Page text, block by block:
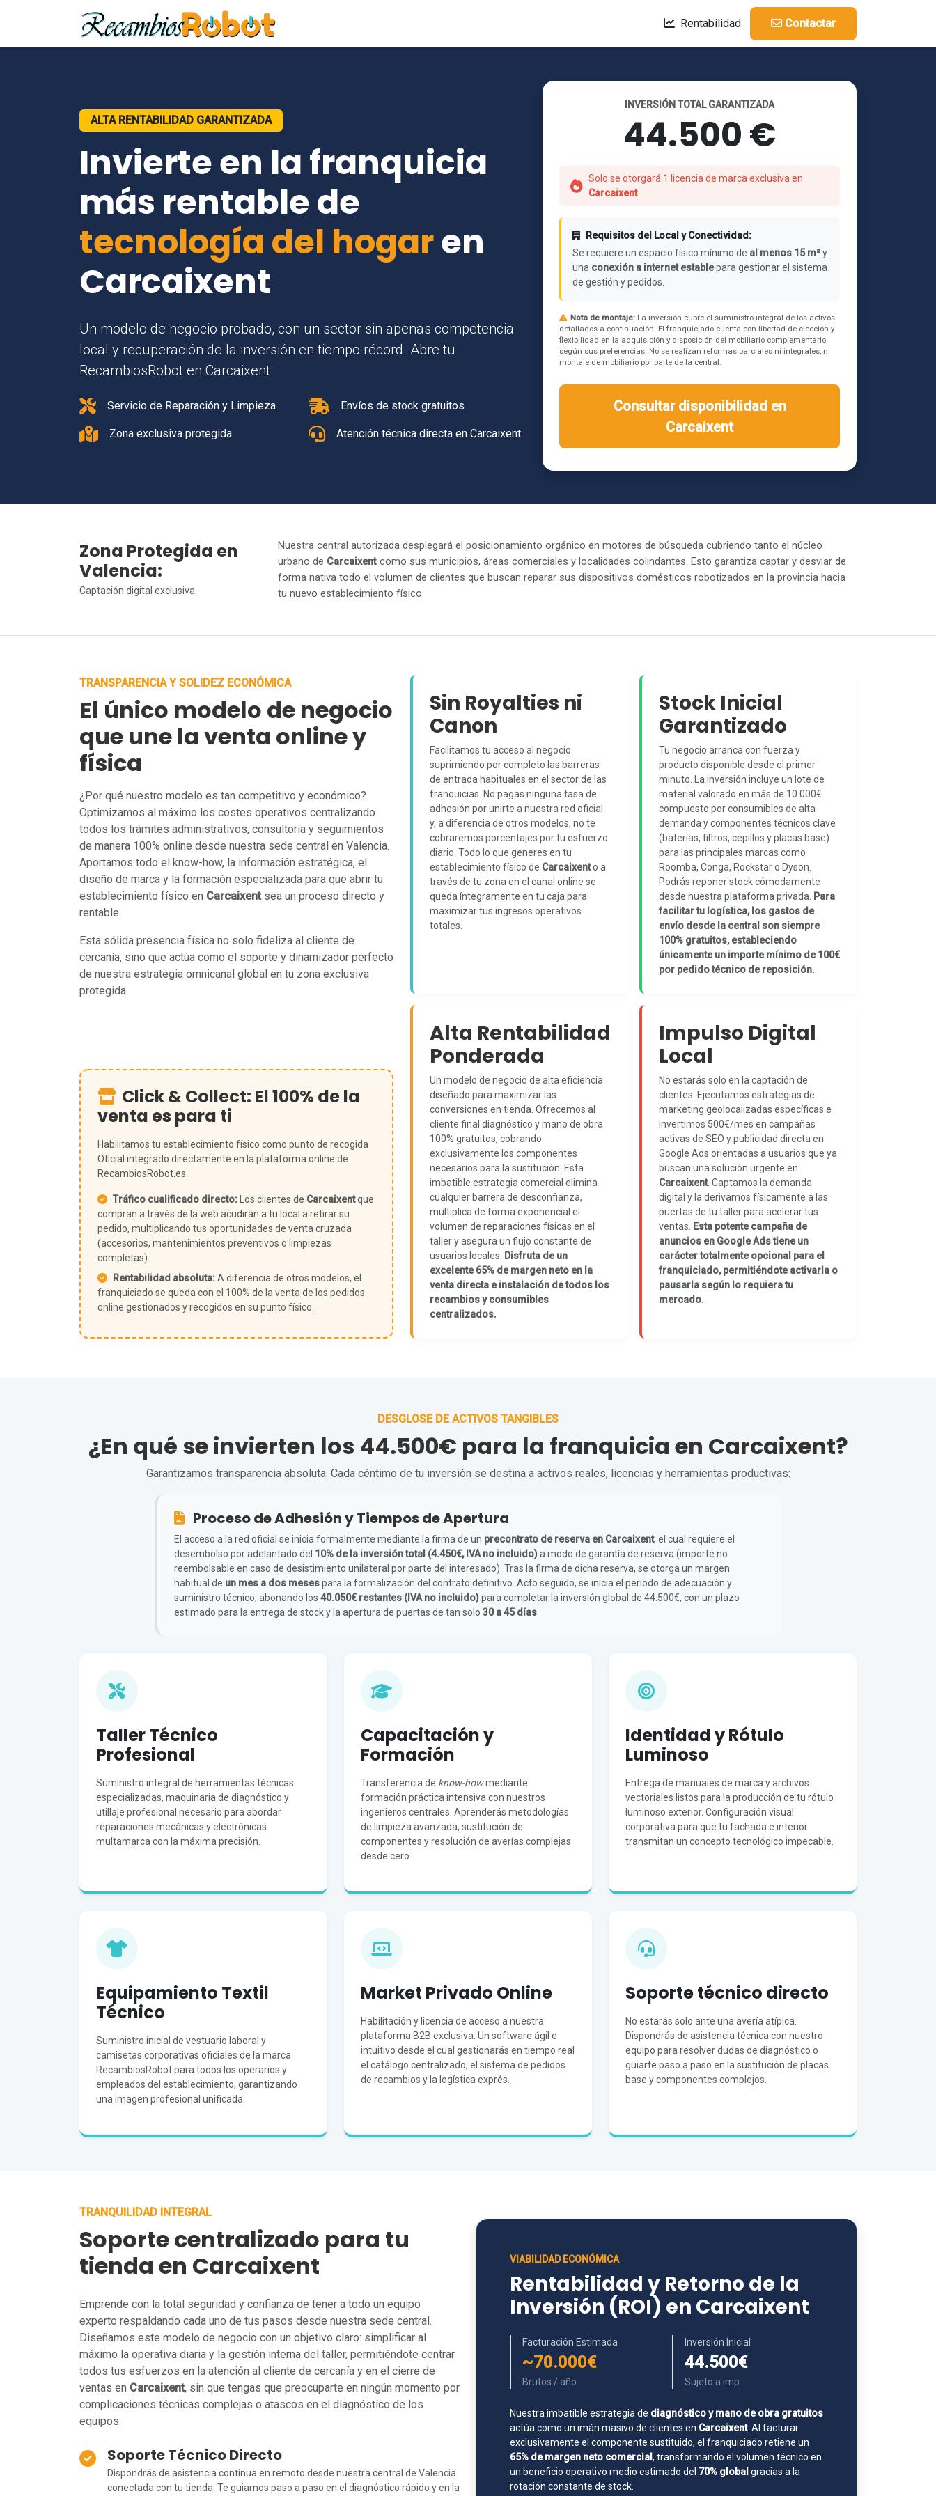
Rentabilidad Contactar
ALTA RENTABILIDAD GARANTIZADA
Invierte en la franquicia
más rentable de
tecnología del hogaren
Carcaixent
Un modelo de negocio probado, con un sector sin apenas competencia
local y recuperación de la inversión en tiempo récord. Abre tu
RecambiosRobot en Carcaixent.
Servicio de Reparación y Limpieza Envíos de stock gratuitos
Zona exclusiva protegida Atención técnica directa en Carcaixent
INVERSIÓN TOTAL GARANTIZADA
44.500 €
Solo se otorgará 1 licencia de marca exclusiva en
Carcaixent.
Requisitos del Local y Conectividad:
Se requiere un espacio físico mínimo de al menos 15 m²y
una conexión a internet establepara gestionar el sistema
de gestión y pedidos.
Nota de montaje: La inversión cubre el suministro integral de los activos
detallados a continuación. El franquiciado cuenta con libertad de elección y
flexibilidad en la adquisición y disposición del mobiliario complementario
según sus preferencias. No se realizan reformas parciales ni integrales, ni
montaje de mobiliario por parte de la central.
Consultar disponibilidad en
Carcaixent
Zona Protegida en
Valencia:
Captación digital exclusiva.
Nuestra central autorizada desplegará el posicionamiento orgánico en motores de búsqueda cubriendo tanto el núcleo
urbano de Carcaixent como sus municipios, áreas comerciales y localidades colindantes. Esto garantiza captar y desviar de
forma nativa todo el volumen de clientes que buscan reparar sus dispositivos domésticos robotizados en la provincia hacia
tu nuevo establecimiento físico.
TRANSPARENCIA Y SOLIDEZ ECONÓMICA
El único modelo de negocio
que une la venta online y
física
¿Por qué nuestro modelo es tan competitivo y económico?
Optimizamos al máximo los costes operativos centralizando
todos los trámites administrativos, consultoría y seguimientos
de manera 100% online desde nuestra sede central en Valencia.
Aportamos todo el know-how, la información estratégica, el
diseño de marca y la formación especializada para que abrir tu
establecimiento físico en Carcaixent sea un proceso directo y
rentable.
Esta sólida presencia física no solo fideliza al cliente de
cercanía, sino que actúa como el soporte y dinamizador perfecto
de nuestra estrategia omnicanal global en tu zona exclusiva
protegida.
Click & Collect: El 100% de la
venta es para ti
Habilitamos tu establecimiento físico como punto de recogida
Oficial integrado directamente en la plataforma online de
RecambiosRobot.es.
Tráfico cualificado directo: Los clientes de Carcaixentque
compran a través de la web acudirán a tu local a retirar su
pedido, multiplicando tus oportunidades de venta cruzada
(accesorios, mantenimientos preventivos o limpiezas
completas).
Rentabilidad absoluta:A diferencia de otros modelos, el
franquiciado se queda con el 100% de la venta de los pedidos
online gestionados y recogidos en su punto físico.
Sin Royalties ni
Canon
Facilitamos tu acceso al negocio
suprimiendo por completo las barreras
de entrada habituales en el sector de las
franquicias. No pagas ninguna tasa de
adhesión por unirte a nuestra red oficial
y, a diferencia de otros modelos, no te
cobraremos porcentajes por tu esfuerzo
diario. Todo lo que generes en tu
establecimiento físico de Carcaixento a
través de tu zona en el canal online se
queda íntegramente en tu caja para
maximizar tus ingresos operativos
totales.
Stock Inicial
Garantizado
Tu negocio arranca con fuerza y
producto disponible desde el primer
minuto. La inversión incluye un lote de
material valorado en más de 10.000€
compuesto por consumibles de alta
demanda y componentes técnicos clave
(baterías, filtros, cepillos y placas base)
para las principales marcas como
Roomba, Conga, Rockstar o Dyson.
Podrás reponer stock cómodamente
desde nuestra plataforma privada.
Para
facilitar tu logística, los gastos de
envío desde la central son siempre
100% gratuitos, estableciendo
únicamente un importe mínimo de 100€
por pedido técnico de reposición.
Alta Rentabilidad
Ponderada
Un modelo de negocio de alta eficiencia
diseñado para maximizar las
conversiones en tienda. Ofrecemos al
cliente final diagnóstico y mano de obra
100% gratuitos, cobrando
exclusivamente los componentes
necesarios para la sustitución. Esta
imbatible estrategia comercial elimina
cualquier barrera de desconfianza,
multiplica de forma exponencial el
volumen de reparaciones físicas en el
taller y asegura un flujo constante de
usuarios locales.
Disfruta de un
excelente 65% de margen neto en la
venta directa e instalación de todos los
recambios y consumibles
centralizados.
Impulso Digital
Local
No estarás solo en la captación de
clientes. Ejecutamos estrategias de
marketing geolocalizadas específicas e
invertimos 500€/mes en campañas
activas de SEO y publicidad directa en
Google Ads orientadas a usuarios que ya
buscan una solución urgente en
Carcaixent. Captamos la demanda
digital y la derivamos físicamente a las
puertas de tu taller para acelerar tus
ventas.
Esta potente campaña de
anuncios en Google Ads tiene un
carácter totalmente opcional para el
franquiciado, permitiéndote activarla o
pausarla según lo requiera tu
mercado.
DESGLOSE DE ACTIVOS TANGIBLES
¿En qué se invierten los 44.500€ para la franquicia en Carcaixent?
Garantizamos transparencia absoluta. Cada céntimo de tu inversión se destina a activos reales, licencias y herramientas productivas:
Proceso de Adhesión y Tiempos de Apertura
El acceso a la red oficial se inicia formalmente mediante la firma de un precontrato de reserva en Carcaixent, el cual requiere el
desembolso por adelantado del 10% de la inversión total (4.450€, IVA no incluido)a modo de garantía de reserva (importe no
reembolsable en caso de desistimiento unilateral por parte del interesado). Tras la firma de dicha reserva, se otorga un margen
habitual de un mes a dos mesespara la formalización del contrato definitivo. Acto seguido, se inicia el periodo de adecuación y
suministro técnico, abonando los 40.050€ restantes (IVA no incluido)para completar la inversión global de 44.500€, con un plazo
estimado para la entrega de stock y la apertura de puertas de tan solo 30 a 45 días
Taller Técnico
Profesional
Suministro integral de herramientas técnicas
especializadas, maquinaria de diagnóstico y
utillaje profesional necesario para abordar
reparaciones mecánicas y electrónicas
multamarca con la máxima precisión.
Capacitación y
Formación
Transferencia de know-howmediante
formación práctica intensiva con nuestros
ingenieros centrales. Aprenderás metodologías
de limpieza avanzada, sustitución de
componentes y resolución de averías complejas
desde cero.
Identidad y Rótulo
Luminoso
Entrega de manuales de marca y archivos
vectoriales listos para la producción de tu rótulo
luminoso exterior. Configuración visual
corporativa para que tu fachada e interior
transmitan un concepto tecnológico impecable.
Equipamiento Textil
Técnico
Suministro inicial de vestuario laboral y
camisetas corporativas oficiales de la marca
RecambiosRobot para todos los operarios y
empleados del establecimiento, garantizando
una imagen profesional unificada.
Market Privado Online
Habilitación y licencia de acceso a nuestra
plataforma B2B exclusiva. Un software ágil e
intuitivo desde el cual gestionarás en tiempo real
el catálogo centralizado, el sistema de pedidos
de recambios y la logística exprés.
Soporte técnico directo
No estarás solo ante una avería atípica.
Dispondrás de asistencia técnica con nuestro
equipo para resolver dudas de diagnóstico o
guiarte paso a paso en la sustitución de placas
base y componentes complejos.
TRANQUILIDAD INTEGRAL
Soporte centralizado para tu
tienda en Carcaixent
Emprende con la total seguridad y confianza de tener a todo un equipo
experto respaldando cada uno de tus pasos desde nuestra sede central.
Diseñamos este modelo de negocio con un objetivo claro: simplificar al
máximo la operativa diaria y la gestión interna del taller, permitiéndote centrar
todos tus esfuerzos en la atención al cliente de cercanía y en el cierre de
ventas en Carcaixent, sin que tengas que preocuparte en ningún momento por
complicaciones técnicas complejas o atascos en el diagnóstico de los
equipos.
Soporte Técnico Directo
Dispondrás de asistencia continua en remoto desde nuestra central de Valencia
conectada con tu tienda. Te guiamos paso a paso en el diagnóstico rápido y en la
VIABILIDAD ECONÓMICA
Rentabilidad y Retorno de la
Inversión (ROI) en Carcaixent
Facturación Estimada
~70.000€
Brutos / año
Inversión Inicial
44.500€
Sujeto a imp.
Nuestra imbatible estrategia de diagnóstico y mano de obra gratuitos
actúa como un imán masivo de clientes en Carcaixent. Al facturar
exclusivamente el componente sustituido, el franquiciado retiene un
65% de margen neto comercial , transformando el volumen técnico en
un beneficio operativo medio estimado del 70% global gracias a la
rotación constante de stock.